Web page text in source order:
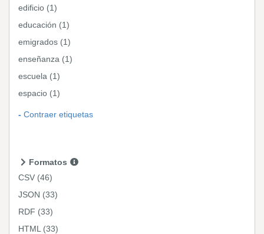
edificio (1)
educación (1)
emigrados (1)
enseñanza (1)
escuela (1)
espacio (1)
Contraer etiquetas
Formatos
CSV (46)
JSON (33)
RDF (33)
HTML (33)